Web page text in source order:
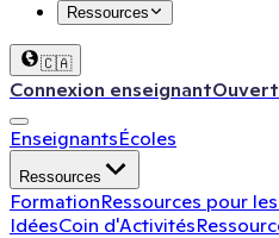
Ressources
🇨🇦
Connexion enseignant
EnseignantsÉcoles
Ressources
FormationRessources pour
IdéesCoin d'Activités